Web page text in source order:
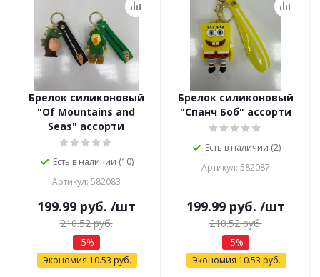
Брелок силиконовый
"Of Mountains and
Seas" ассорти
Есть в наличии (10)
Артикул: 582083
199.99руб. /шт
210.52руб.
-5%
Экономия 10.53 руб.
Брелок силиконовый
"Спанч Боб" ассорти
Есть в наличии (2)
Артикул: 582087
199.99руб. /шт
210.52руб.
-5%
Экономия 10.53 руб.